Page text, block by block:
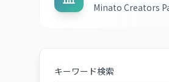
Minato Creators
キーワード検索